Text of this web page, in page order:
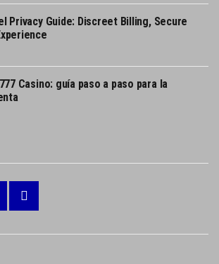
Privacy Guide: Discreet Billing, Secure
Casino: guía paso a paso para la